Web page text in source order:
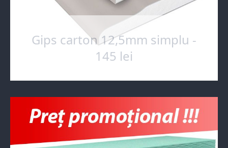
Gips carton 12,5mm simplu -
145 lei